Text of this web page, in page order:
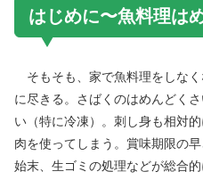
はじめに〜魚料理は
そもそも、家で魚料理をしなく
に尽きる。さばくのはめんどく
い（特に冷凍）。刺し身も相対
肉を使ってしまう。賞味期限の
始末、生ゴミの処理などが総合的